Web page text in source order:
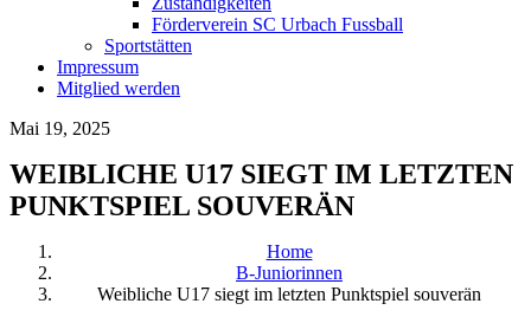
Förderverein SC Urbach Fussball
Sportstätten
Impressum
Mitglied werden
Mai 19, 2025
WEIBLICHE U17 SIEGT IM LETZTEN
PUNKTSPIEL SOUVERÄN
Home
B-Juniorinnen
Weibliche U17 siegt im letzten Punktspiel souverän